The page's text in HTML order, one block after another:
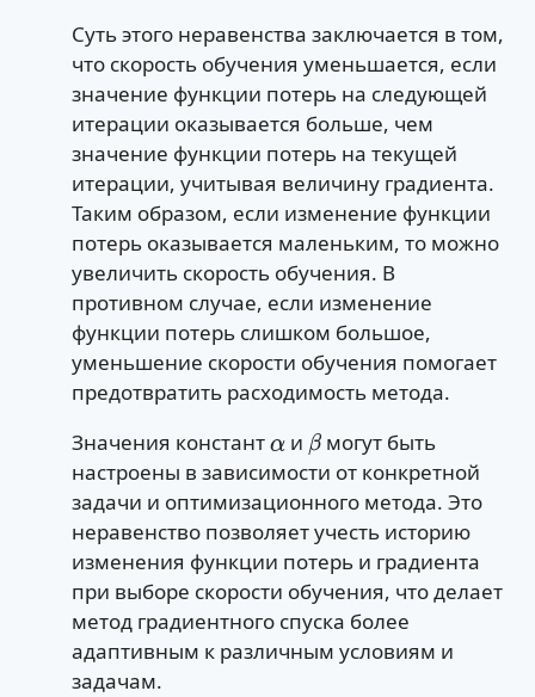
Суть этого неравенства заключается в том,
что скорость обучения уменьшается, если
значение функции потерь на следующей
итерации оказывается больше, чем
значение функции потерь на текущей
итерации, учитывая величину градиента.
Таким образом, если изменение функции
потерь оказывается маленьким, то можно
увеличить скорость обучения. В
противном случае, если изменение
функции потерь слишком большое,
уменьшение скорости обучения помогает
предотвратить расходимость метода.
Значения константαи β могут быть
настроены в зависимости от конкретной
задачи и оптимизационного метода. Это
неравенство позволяет учесть историю
изменения функции потерь и градиента
при выборе скорости обучения, что делает
метод градиентного спуска более
адаптивным к различным условиям и
задачам.